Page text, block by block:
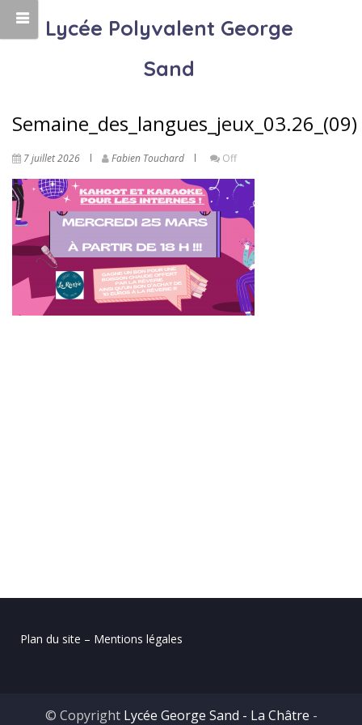
Lycée Polyvalent George
Sand
Semaine_des_langues_jeux_03.26_(09)
7 juillet 2026 Fabien Touchard Off
Plan du site – Mentions légales
© Copyright Lycée George Sand - La Châtre -